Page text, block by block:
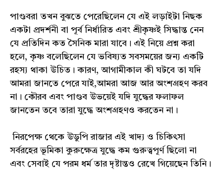
পাণ্ডবরা তখন বুঝতে পেরেছিলেন যে এই লড়াইটা নিছক
একটা প্রদর্শনী বা পূর্ব নির্ধারিত এবং শ্রীকৃষ্ণই সিদ্ধান্ত নেন
যে প্রতিদিন কত সৈনিক মারা যাবে। এই নিয়ে প্রশ্ন করা
হলে, কৃষ্ণ বলেছিলেন যে ভবিষ্যত সবসময়ের জন্য একটি
রহস্য থাকা উচিত। কারণ, আগামীকাল কী ঘটবে তা যদি
আমরা জানতে পেরে যাই,আমরা আজ আর অংশগ্রহণ করব
না। কৌরব এবং পাণ্ডব উভয়েই যদি যুদ্ধের ফলাফল
জানতেন তবে তারা যুদ্ধে অংশগ্রহণও করতেন না।
নিরপেক্ষ থেকে উডুপি রাজার এই খাদ্য ও চিকিৎসা
সর্বরহের ভূমিকা কুরুক্ষেত্র যুদ্ধে কম গুরুত্বপূর্ণ ছিলো না
এবং সেবাই যে পরম ধর্ম তার দৃষ্টান্তও রেখে গিয়েছেন তিনি।